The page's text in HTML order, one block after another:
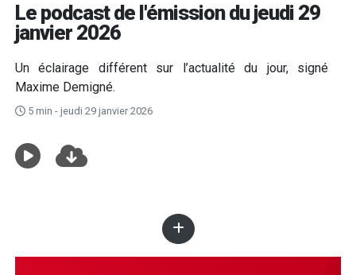
Le podcast de l'émission du jeudi 29
janvier 2026
Un éclairage différent sur l’actualité du jour, signé
Maxime Demigné.
5 min - jeudi 29 janvier 2026